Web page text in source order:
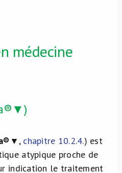
médecine
▼, chapitre 10.2.4.) est
atypique proche de
indication le traitement